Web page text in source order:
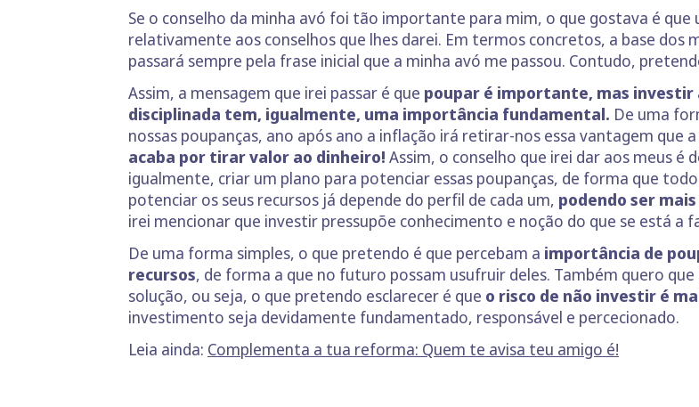
Se o conselho da minha avó foi tão importante para mim, o que gostava é que
relativamente aos conselhos que lhes darei. Em termos concretos, a base
passará sempre pela frase inicial que a minha avó me passou. Contudo,
Assim, a mensagem que irei passar é que poupar é importante, mas investir
disciplinada tem, igualmente, uma importância fundamental. De uma
nossas poupanças, ano após ano a inflação irá retirar-nos essa vantagem que
acaba por tirar valor ao dinheiro! Assim, o conselho que irei dar aos meus é
igualmente, criar um plano para potenciar essas poupanças, de forma que
potenciar os seus recursos já depende do perfil de cada um, podendo ser
irei mencionar que investir pressupõe conhecimento e noção do que se está a
De uma forma simples, o que pretendo é que percebam a importância de
recursos, de forma a que no futuro possam usufruir deles. Também quero
solução, ou seja, o que pretendo esclarecer é que o risco de não investir é
investimento seja devidamente fundamentado, responsável e percecionado.
Leia ainda: Complementa a tua reforma: Quem te avisa teu amigo é!